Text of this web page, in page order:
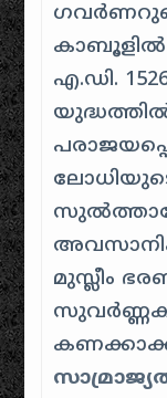
കാബൂളിൽ
എ.ഡി.
മുസ്ലീം